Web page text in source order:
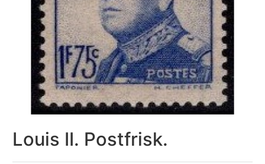
Louis II. Postfrisk.